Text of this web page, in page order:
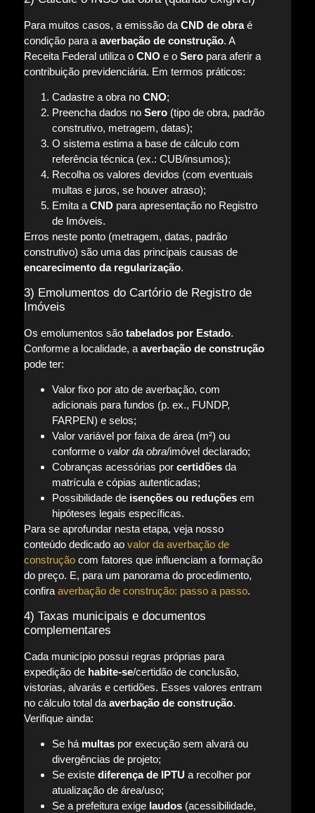
Para muitos casos, a emissão da CND de obraé
condição para a averbação de construção. A
Receita Federal utiliza o CNO e o Seropara aferir a
contribuição previdenciária. Em termos práticos:
Cadastre a obra no CNO;
Preencha dados no Sero(tipo de obra, padrão
construtivo, metragem, datas);
O sistema estima a base de cálculo com
referência técnica (ex.: CUB/insumos);
Recolha os valores devidos (com eventuais
multas e juros, se houver atraso);
Emita aCNDpara apresentação no Registro
de Imóveis.
Erros neste ponto (metragem, datas, padrão
construtivo) são uma das principais causas de
encarecimento da regularização.
3) Emolumentos do Cartório de Registro de
Imóveis
Os emolumentos são tabelados por Estado.
Conforme a localidade, a averbação de construção
pode ter:
Valor fixo por ato de averbação, com
adicionais para fundos (p. ex., FUNDP,
FARPEN) e selos;
Valor variável por faixa de área (m²) ou
conforme o valor da obra/imóvel declarado;
Cobranças acessórias por certidõesda
matrícula e cópias autenticadas;
Possibilidade de isenções ou reduçõesem
hipóteses legais específicas.
Para se aprofundar nesta etapa, veja nosso
conteúdo dedicado ao valor da averbação de
construçãocom fatores que influenciam a formação
do preço. E, para um panorama do procedimento,
confira averbação de construção: passo a passo.
4) Taxas municipais e documentos
complementares
Cada município possui regras próprias para
expedição de habite-se/certidão de conclusão,
vistorias, alvarás e certidões. Esses valores entram
no cálculo total da averbação de construção.
Verifique ainda:
Se há multaspor execução sem alvará ou
divergências de projeto;
Se existe diferença de IPTU a recolher por
atualização de área/uso;
Se a prefeitura exige laudos(acessibilidade,